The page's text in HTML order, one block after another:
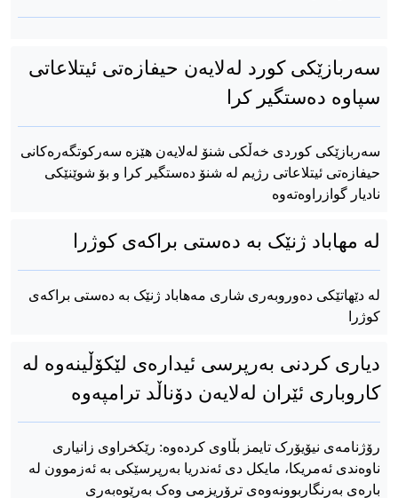
سەربازێکی کورد لەلایەن حیفازەتی ئیتلاعاتی
سپاوە دەستگیر کرا
سەربازێکی کوردی خەڵکی شنۆ لەلایەن هێزە سەرکوتگەرەکانی
حیفازەتی ئیتلاعاتی رژیم لە شنۆ دەستگیر کرا و بۆ شوێنێکی
نادیار گوازراوەتەوە
لە مهاباد ژنێک بە دەستی براکەی کوژرا
لە دێهاتێکی دەوروبەری شاری مەهاباد ژنێک بە دەستی براکەی
کوژرا
دیاری کردنی بەرپرسی ئیدارەی لێکۆڵینەوە لە
کاروباری ئێران لەلایەن دۆناڵد ترامپەوە
رۆژنامەی نیۆیۆرک تایمز بڵاوی کردەوە: رێکخراوی زانیاری
ناوەندی ئەمریکا، مایکل دی ئەندریا بەرپرسێکی بە ئەزموون لە
بارەی بەرنگاربوونەوەی ترۆریزمی وەک بەرێوەبەری